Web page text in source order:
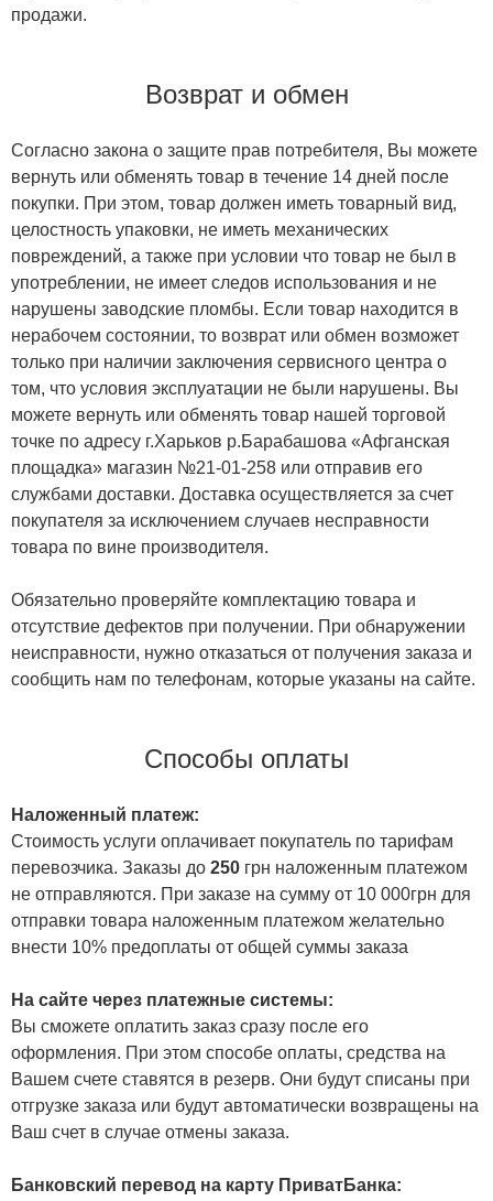
продажи.
Возврат и обмен
Согласно закона о защите прав потребителя, Вы можете
вернуть или обменять товар в течение 14 дней после
покупки. При этом, товар должен иметь товарный вид,
целостность упаковки, не иметь механических
повреждений, а также при условии что товар не был в
употреблении, не имеет следов использования и не
нарушены заводские пломбы. Если товар находится в
нерабочем состоянии, то возврат или обмен возможет
только при наличии заключения сервисного центра о
том, что условия эксплуатации не были нарушены. Вы
можете вернуть или обменять товар нашей торговой
точке по адресу г.Харьков р.Барабашова «Афганская
площадка» магазин №21-01-258 или отправив его
службами доставки. Доставка осуществляется за счет
покупателя за исключением случаев несправности
товара по вине производителя.
Обязательно проверяйте комплектацию товара и
отсутствие дефектов при получении. При обнаружении
неисправности, нужно отказаться от получения заказа и
сообщить нам по телефонам, которые указаны на сайте.
Способы оплаты
Наложенный платеж:
Стоимость услуги оплачивает покупатель по тарифам
перевозчика. Заказы до 250 грн наложенным платежом
не отправляются. При заказе на сумму от 10 000грн для
отправки товара наложенным платежом желательно
внести 10% предоплаты от общей суммы заказа
На сайте через платежные системы:
Вы сможете оплатить заказ сразу после его
оформления. При этом способе оплаты, средства на
Вашем счете ставятся в резерв. Они будут списаны при
отгрузке заказа или будут автоматически возвращены на
Ваш счет в случае отмены заказа.
Банковский перевод на карту ПриватБанка: